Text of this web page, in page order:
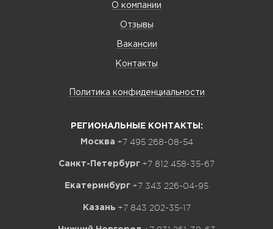
О компании
Отзывы
Вакансии
Контакты
Политика конфиденциальности
РЕГИОНАЛЬНЫЕ КОНТАКТЫ:
Москва +7 495 268-08-54
Санкт-Петербург +7 812 458-35-67
Екатеринбург +7 343 226-04-95
Казань +7 843 202-35-17